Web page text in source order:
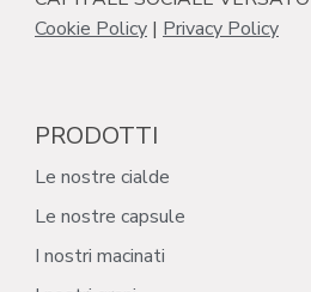
Cookie Policy | Privacy Policy
PRODOTTI
Le nostre cialde
Le nostre capsule
I nostri macinati